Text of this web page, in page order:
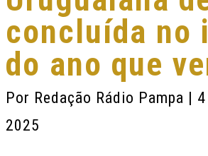
concluída no
do ano que
Por Redação Rádio Pampa |
2025